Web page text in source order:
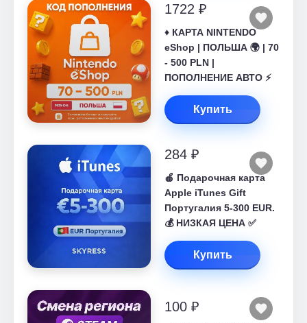
1722 ₽
♦️ КАРТА NINTENDO
eShop | ПОЛЬША 🌍 | 70
- 500 PLN |
ПОПОЛНЕНИЕ АВТО ⚡
Купить
284 ₽
🍎 Подарочная карта
Apple iTunes Gift
Португалия 5-300 EUR.
💰 НИЗКАЯ ЦЕНА ✅
Купить
100 ₽